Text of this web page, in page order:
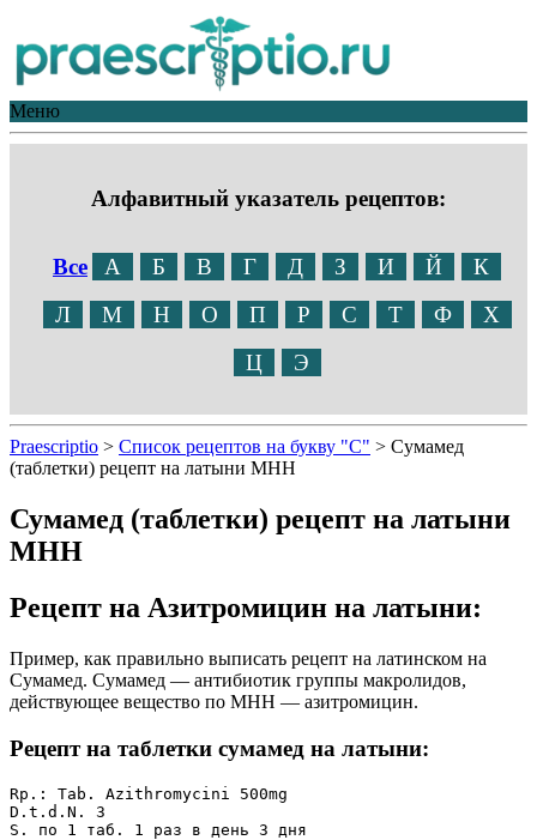
Меню
Алфавитный указатель рецептов:
Все А Б В Г Д З И Й
К
Л
М Н О П Р С Т Ф
Х
Ц
Э
Praescriptio > Список рецептов на букву "С" > Сумамед
(таблетки) рецепт на латыни МНН
Сумамед (таблетки) рецепт на латыни
МНН
Рецепт на Азитромицин на латыни:
Пример, как правильно выписать рецепт на латинском на
Сумамед. Сумамед — антибиотик группы макролидов,
действующее вещество по МНН — азитромицин.
Рецепт на таблетки сумамед на латыни:
Rp.: Tab. Azithromycini 500mg
D.t.d.N. 3
S. по 1 таб. 1 раз в день 3 дня